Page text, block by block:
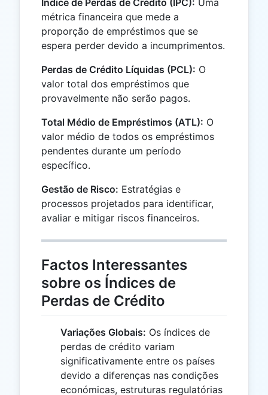
Índice de Perdas de Crédito (IPC): Uma
métrica financeira que mede a
proporção de empréstimos que se
espera perder devido a incumprimentos.
Perdas de Crédito Líquidas (PCL): O
valor total dos empréstimos que
provavelmente não serão pagos.
Total Médio de Empréstimos (ATL): O
valor médio de todos os empréstimos
pendentes durante um período
específico.
Gestão de Risco: Estratégias e
processos projetados para identificar,
avaliar e mitigar riscos financeiros.
Factos Interessantes
sobre os Índices de
Perdas de Crédito
Variações Globais: Os índices de
perdas de crédito variam
significativamente entre os países
devido a diferenças nas condições
económicas, estruturas regulatórias